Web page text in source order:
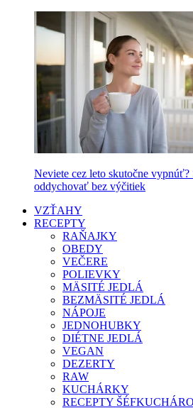
Neviete cez leto skutočne
oddychovať bez výčitiek
VZŤAHY
RECEPTY
RAŇAJKY
OBEDY
VEČERE
POLIEVKY
MÄSITÉ JEDLÁ
BEZMÄSITÉ JEDLÁ
NÁPOJE
JEDNOHUBKY
DIÉTNE JEDLÁ
VEGAN
DEZERTY
RAW
KUCHÁRKY
RECEPTY